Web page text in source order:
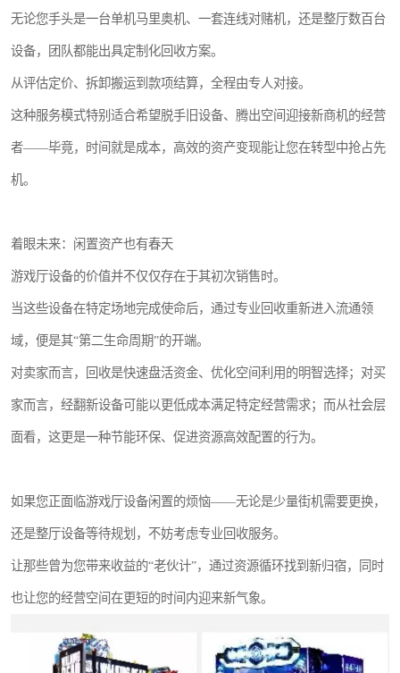
无论您手头是一台单机马里奥机、一套连线对赌机，还是整厅数百台
设备，团队都能出具定制化回收方案。
从评估定价、拆卸搬运到款项结算，全程由专人对接。
这种服务模式特别适合希望脱手旧设备、腾出空间迎接新商机的经营
者——毕竟，时间就是成本，高效的资产变现能让您在转型中抢占先
机。
着眼未来：闲置资产也有春天
游戏厅设备的价值并不仅仅存在于其初次销售时。
当这些设备在特定场地完成使命后，通过专业回收重新进入流通领
域，便是其“第二生命周期”的开端。
对卖家而言，回收是快速盘活资金、优化空间利用的明智选择；对买
家而言，经翻新设备可能以更低成本满足特定经营需求；而从社会层
面看，这更是一种节能环保、促进资源高效配置的行为。
如果您正面临游戏厅设备闲置的烦恼——无论是少量街机需要更换，
还是整厅设备等待规划，不妨考虑专业回收服务。
让那些曾为您带来收益的“老伙计”，通过资源循环找到新归宿，同时
也让您的经营空间在更短的时间内迎来新气象。